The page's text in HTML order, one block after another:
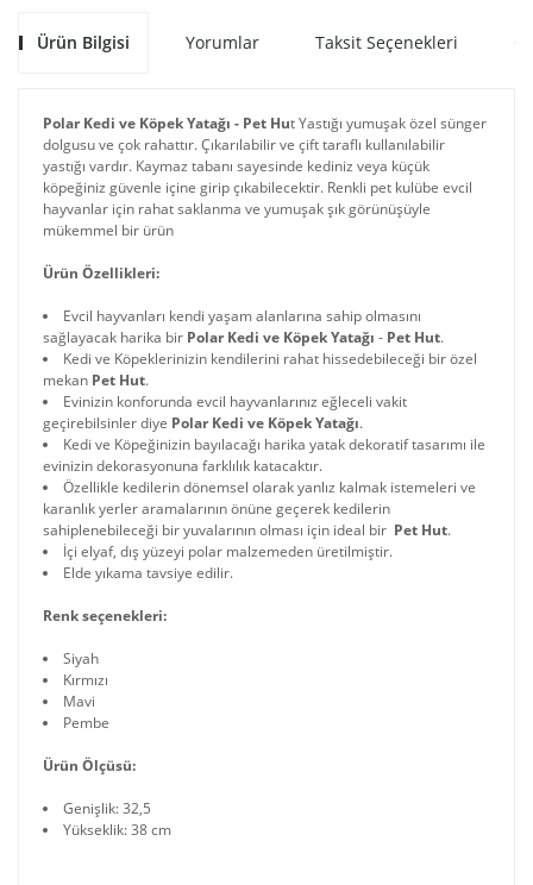
Ürün Bilgisi Yorumlar Taksit Seçenekleri
Polar Kedi ve Köpek Yatağı - Pet Hut Yastığı yumuşak özel sünger
dolgusu ve çok rahattır. Çıkarılabilir ve çift taraflı kullanılabilir
yastığı vardır. Kaymaz tabanı sayesinde kediniz veya küçük
köpeğiniz güvenle içine girip çıkabilecektir. Renkli pet kulübe evcil
hayvanlar için rahat saklanma ve yumuşak şık görünüşüyle
mükemmel bir ürün
Ürün Özellikleri:
Evcil hayvanları kendi yaşam alanlarına sahip olmasını
sağlayacak harika bir Polar Kedi ve Köpek Yatağı - Pet Hut.
Kedi ve Köpeklerinizin kendilerini rahat hissedebileceği bir özel
mekan Pet Hut.
Evinizin konforunda evcil hayvanlarınız eğleceli vakit
geçirebilsinler diye Polar Kedi ve Köpek Yatağı.
Kedi ve Köpeğinizin bayılacağı harika yatak dekoratif tasarımı ile
evinizin dekorasyonuna farklılık katacaktır.
Özellikle kedilerin dönemsel olarak yanlız kalmak istemeleri ve
karanlık yerler aramalarının önüne geçerek kedilerin
sahiplenebileceği bir yuvalarının olması için ideal bir Pet Hut.
İçi elyaf, dış yüzeyi polar malzemeden üretilmiştir.
Elde yıkama tavsiye edilir.
Renk seçenekleri:
Siyah
Kırmızı
Mavi
Pembe
Ürün Ölçüsü:
Genişlik: 32,5
Yükseklik: 38 cm